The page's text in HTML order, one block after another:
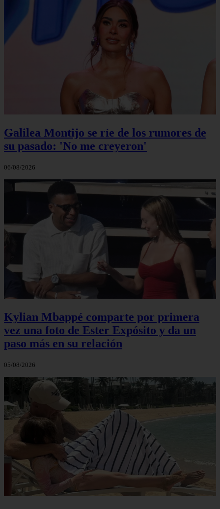
Galilea Montijo se ríe de los rumores de
su pasado: 'No me creyeron'
06/08/2026
Kylian Mbappé comparte por primera
vez una foto de Ester Expósito y da un
paso más en su relación
05/08/2026